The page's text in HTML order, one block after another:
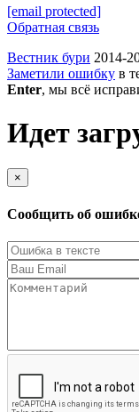
[email protected]
Обратная связь
Вестник бури 2014-
Заметили ошибку в
Enter, мы всё
Идет
×
Сообщить об